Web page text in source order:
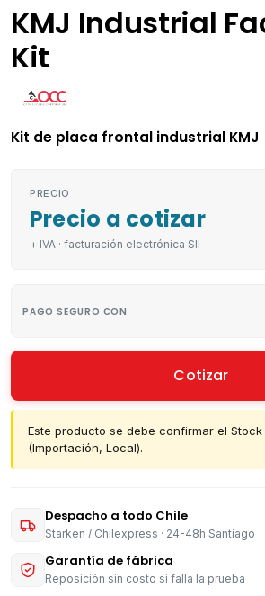
KMJ Industrial
Kit
Kit de placa frontal industrial KMJ
PRECIO
Precio a cotizar
+ IVA · facturación electrónica SII
PAGO SEGURO CON
Cotizar
Este producto se debe confirmar el
(Importación, Local).
Despacho a todo Chile
Starken / Chilexpress · 24-48h Santiago
Garantía de fábrica
Reposición sin costo si falla la prueba